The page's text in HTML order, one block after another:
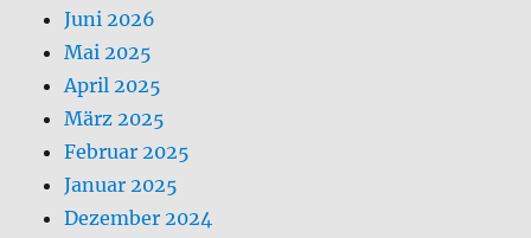
Juni 2026
Mai 2025
April 2025
März 2025
Februar 2025
Januar 2025
Dezember 2024